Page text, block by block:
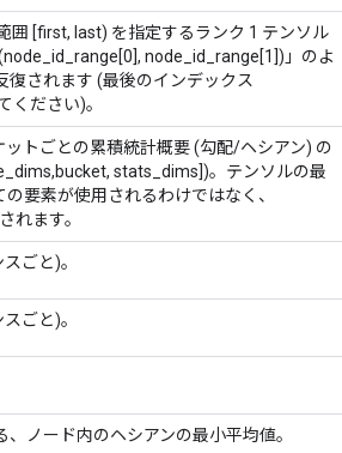
囲 [first, last) を指定するランク 1 テンソル
node_id_range[1])」のよ
復されます (最後のインデックス
ください)。
トごとの累積統計概要 (勾配/ヘシアン) の
stats_dims])。テンソルの最
要素が使用されるわけではなく、
れます。
ごと)。
ごと)。
ノード内のヘシアンの最小平均値。